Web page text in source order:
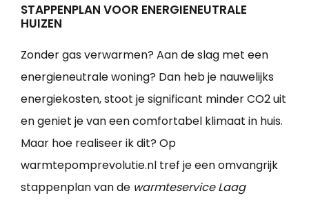
STAPPENPLAN VOOR ENERGIENEUTRALE
HUIZEN
Zonder gas verwarmen? Aan de slag met een
energieneutrale woning? Dan heb je nauwelijks
energiekosten, stoot je significant minder CO2 uit
en geniet je van een comfortabel klimaat in huis.
Maar hoe realiseer ik dit? Op
warmtepomprevolutie.nl tref je een omvangrijk
stappenplan van de warmteservice Laag